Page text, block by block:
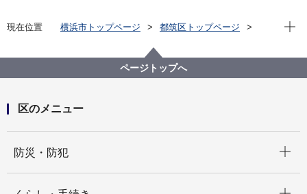
現在位置 横浜市トップページ
都筑区トップページ
戸籍・住民票・印鑑登録・マイナンバーカード
住民登録（転入、転出など）
現在
ページトップへ
区のメニュー
防災・防犯